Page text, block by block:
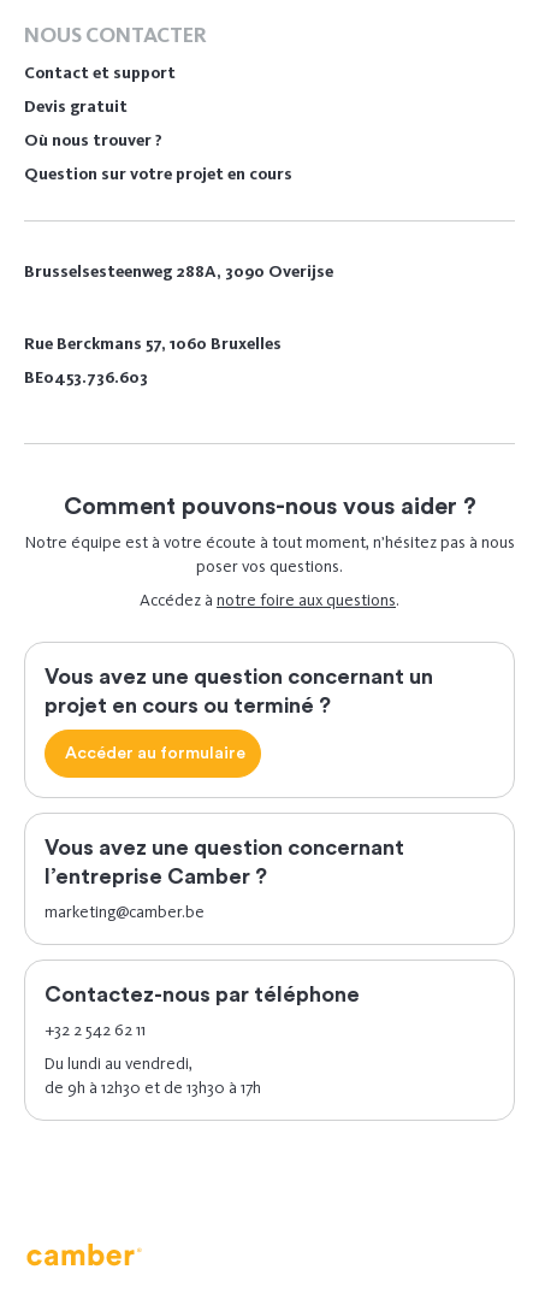
NOUS CONTACTER
Contact et support
Devis gratuit
Où nous trouver ?
Question sur votre projet en cours
Brusselsesteenweg 288A, 3090 Overijse
Rue Berckmans 57, 1060 Bruxelles
BE0453.736.603
Comment pouvons-nous vous aider ?
Notre équipe est à votre écoute à tout moment, n’hésitez pas à nous
poser vos questions.
Accédez à notre foire aux questions.
Vous avez une question concernant un
projet en cours ou terminé ?
Accéder au formulaire
Vous avez une question concernant
l’entreprise Camber ?
marketing@camber.be
Contactez-nous par téléphone
+32 2 542 62 11
Du lundi au vendredi,
de 9h à 12h30 et de 13h30 à 17h
Camber